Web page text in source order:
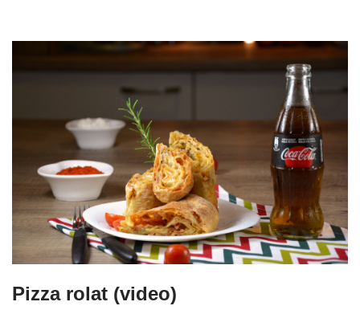
Pizza rolat (video)